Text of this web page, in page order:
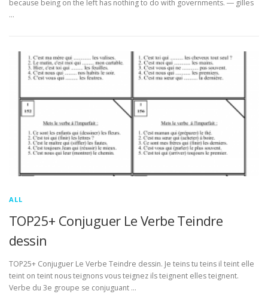
because being on the left has nothing to do with governments. ― gilles
…
ALL
TOP25+ Conjuguer Le Verbe Teindre
dessin
TOP25+ Conjuguer Le Verbe Teindre dessin. Je teins tu teins il teint elle
teint on teint nous teignons vous teignez ils teignent elles teignent.
Verbe du 3e groupe se conjuguant …